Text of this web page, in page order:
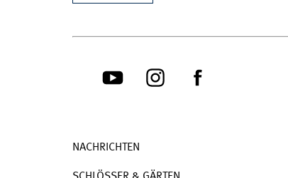
NACHRICHTEN